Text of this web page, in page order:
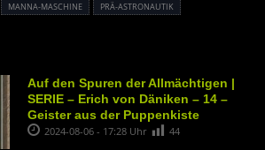
MANNA-MASCHINE
PRÄ-ASTRONAUTIK
Auf den Spuren der Allmächtigen |
SERIE – Erich von Däniken – 14 –
Geister aus der Puppenkiste
2024-08-06 - 17:28 Uhr 44